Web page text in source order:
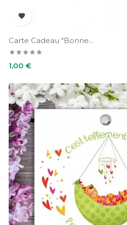

Carte Cadeau "Bonne...
Prix
1,00 €